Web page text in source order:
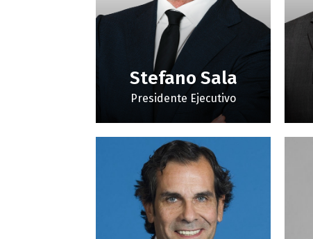
Stefano Sala
Presidente Ejecutivo